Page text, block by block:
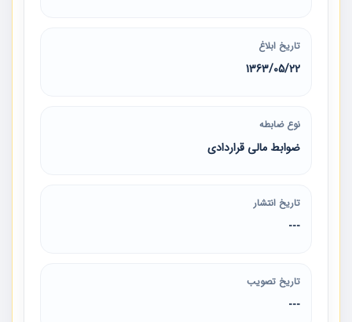
تاریخ ابلاغ
1363/05/22
نوع ضابطه
ضوابط مالی قراردادی
تاریخ انتشار
---
تاریخ تصویب
---